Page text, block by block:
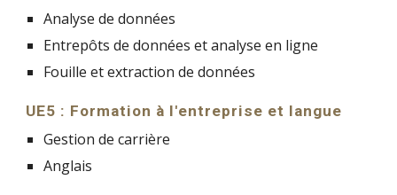
Analyse de données
Entrepôts de données et analyse en ligne
Fouille et extraction de données
UE5 : Formation à l'entreprise et langue
Gestion de carrière
Anglais